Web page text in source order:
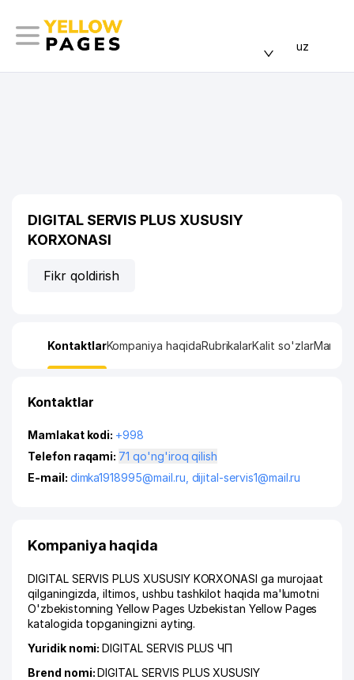
uz
DIGITAL SERVIS PLUS XUSUSIY
KORXONASI
Fikr qoldirish
KontaktlarKompaniya haqidaRubrikalarKalit so'zlarManzil
Kontaktlar
Mamlakat kodi: +998
Telefon raqami:
71 qo'ng'iroq qilish
E-mail: dimka1918995@mail.ru dijital-servis1@mail.ru
Kompaniya haqida
DIGITAL SERVIS PLUS XUSUSIY KORXONASI ga murojaat
qilganingizda, iltimos, ushbu tashkilot haqida ma'lumotni
O'zbekistonning Yellow Pages Uzbekistan Yellow Pages
katalogida topganingizni ayting.
Yuridik nomi:DIGITAL SERVIS PLUS ЧП
Brend nomi:DIGITAL SERVIS PLUS XUSUSIY